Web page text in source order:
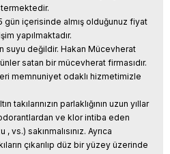
gün içerisinde almış olduğunuz fiyat
yapılmaktadır.
suyu değildir. Hakan Mücevherat
satan bir mücevherat firmasıdır.
memnuniyet odaklı hizmetimizle
takılarınızın parlaklığının uzun yıllar
ve klor intiba eden
vs.) sakınmalısınız. Ayrıca
çıkarılıp düz bir yüzey üzerinde